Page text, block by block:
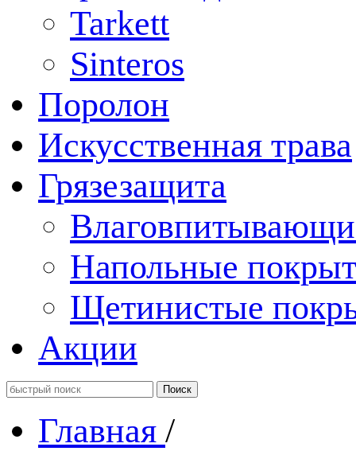
Tarkett
Sinteros
Поролон
Искусственная трава
Грязезащита
Напольные
Щетинистые
Акции
Главная /